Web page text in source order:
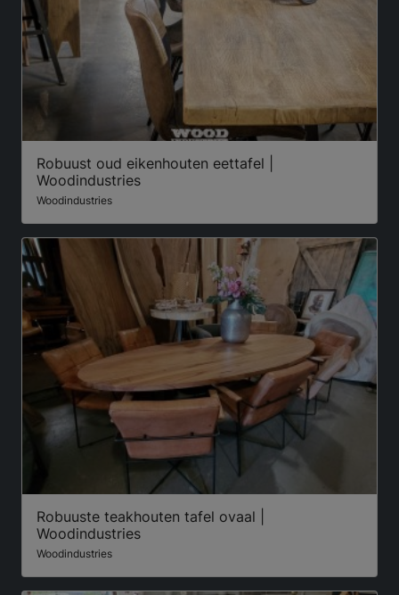
Robuust oud eikenhouten eettafel |
Woodindustries
Woodindustries
Robuuste teakhouten tafel ovaal |
Woodindustries
Woodindustries